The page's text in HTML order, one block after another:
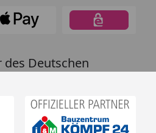
Deutschen